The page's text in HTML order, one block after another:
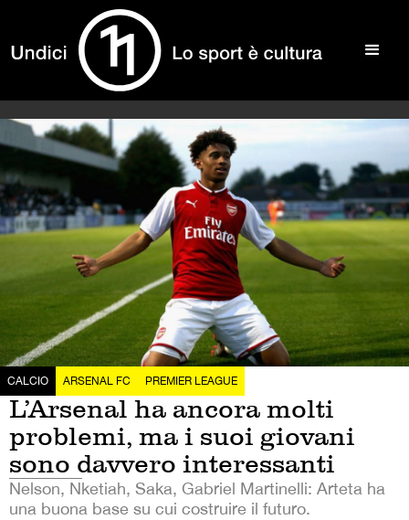
CALCIO ARSENAL FC PREMIER LEAGUE
L’Arsenal ha ancora molti
problemi, ma i suoi giovani
sono davvero interessanti
Nelson, Nketiah, Saka, Gabriel Martinelli: Arteta ha
una buona base su cui costruire il futuro.